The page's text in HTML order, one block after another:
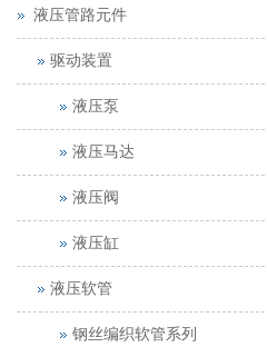
液压管路元件
驱动装置
液压泵
液压马达
液压阀
液压缸
液压软管
钢丝编织软管系列